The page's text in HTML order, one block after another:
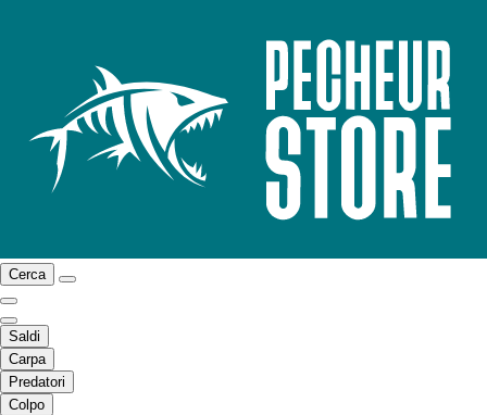
Cerca
Saldi
Carpa
Predatori
Colpo